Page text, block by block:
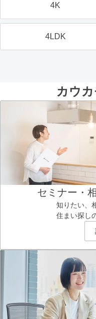
4K
4LDK
カウ
セミナー・
知りたい、
住まい探し